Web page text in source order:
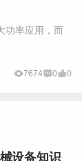
功率应用，而
7674 0 0
设备知识